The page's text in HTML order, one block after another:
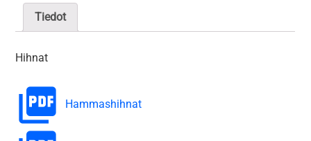
Tiedot
Hihnat
Hammashihnat